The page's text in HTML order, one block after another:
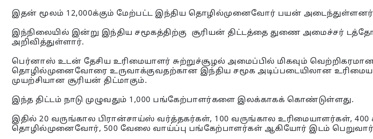
இதன் மூலம் 12,000க்கும் மேற்பட்ட இந்திய தொழில்முனைவோர் பயன்
இந்நிலையில் இன்று இந்திய சமூகத்திற்கு சூரியன் திட்டத்தை துணை அமைச்சர்
அறிவித்துள்ளார்.
பெர்னாஸ் உடன் தேசிய உரிமையாளர் சுற்றுச்சூழல் அமைப்பில் மிகவும்
தொழில்முனைவோரை உருவாக்குவதற்கான இந்திய சமூக அடிப்படையிலான
முயற்சியான சூரியன் திட்மாகும்.
இந்த திட்டம் நாடு முழுவதும் 1,000 பங்கேற்பாளர்களை இலக்காகக் கொண்டுள்ளது.
இதில் 20 வருங்கால பிரான்சாய்ஸ் வர்த்தகர்கள், 100 வருங்கால உரிமையாளர்கள், 400
தொழில்முனைவோர், 500 வேலை வாய்ப்பு பங்கேற்பாளர்கள் ஆகியோர் இடம்